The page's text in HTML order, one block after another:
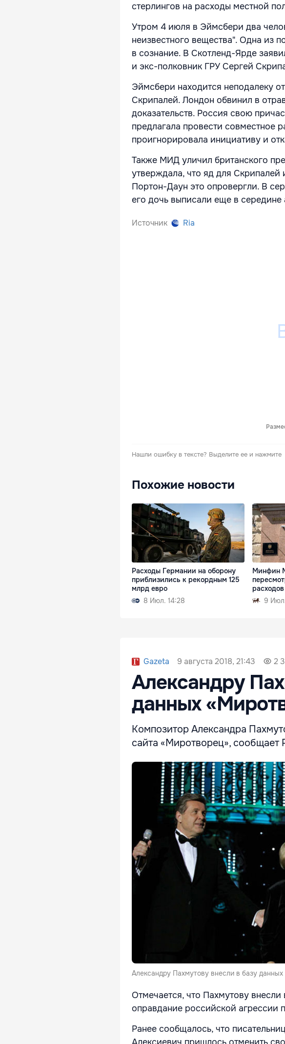
стерлингов на расходы местной
Утром 4 июля в Эймсбери два
неизвестного вещества". Одна из
в сознание. В Скотленд-Ярде
и экс-полковник ГРУ Сергей
Эймсбери находится неподалеку
Скрипалей. Лондон обвинил в
доказательств. Россия свою
предлагала провести совместное
проигнорировала инициативу и
Также МИД уличил британского
утверждала, что яд для
Портон-Даун это опровергли. В
его дочь выписали еще в
Источник Ria
Нашли ошибку в тексте? Выделите ее и нажмите
Похожие новости
Расходы Германии на оборону
приблизились к рекордным 125
млрд евро
8 Июл. 14:28
Минфин
расходов
9
Gazeta 9 августа 2018, 21:43 2
Александру
данных
Композитор Александра
сайта «Миротворец», сообщает
Александру Пахмутову внесли в базу
Отмечается, что Пахмутову
оправдание российской агрессии
Ранее сообщалось, что